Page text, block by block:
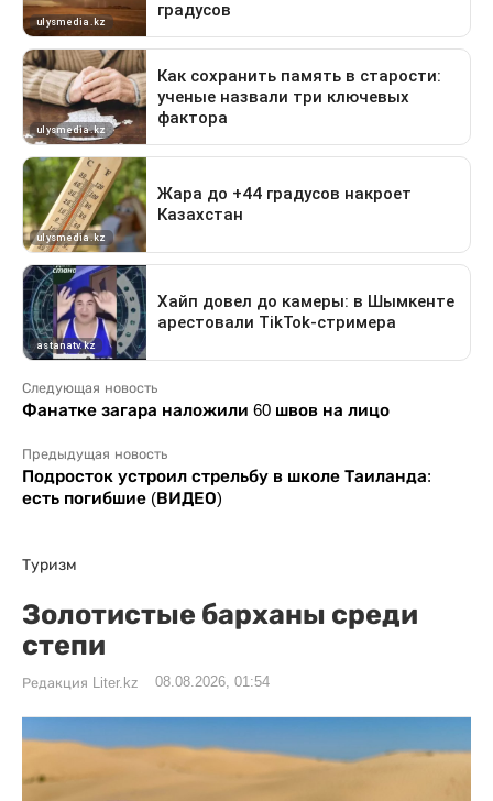
Следующая новость
Фанатке загара наложили 60 швов на лицо
Предыдущая новость
Подросток устроил стрельбу в школе Таиланда:
есть погибшие (ВИДЕО)
Туризм
Золотистые барханы среди
степи
Редакция Liter.kz 08.08.2026, 01:54